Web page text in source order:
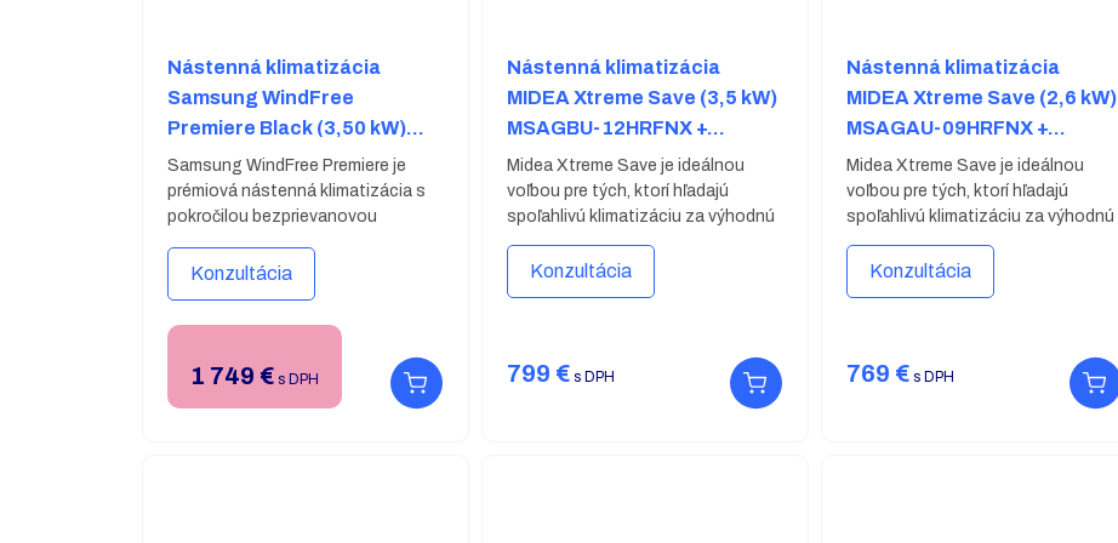
Nástenná klimatizácia
Samsung WindFree
Premiere Black (3,50 kW)
AR70H12C1ABNEU +
AR70H12C1AWXEU
Samsung WindFree Premiere je
prémiová nástenná klimatizácia s
pokročilou bezprievanovou
zabudovaným riadením umelou
inteligenciou, 3-cestnými lamelami
vnútornej jednotky.
Konzultácia
1 749 € s DPH
Nástenná klimatizácia
MIDEA Xtreme Save (3,5 kW)
MSAGBU-12HRFNX +
MOX102-12HFN8
Midea Xtreme Save je ideálnou
voľbou pre tých, ktorí hľadajú
spoľahlivú klimatizáciu za výhodnú
cenu. Vo svojej kategórii ponúka
vynikajúci pomer cena-výkon vďaka
jednoduchému dizajnu, tichej
Konzultácia
799 € s DPH
Nástenná klimatizácia
MIDEA Xtreme Save (2,6 kW)
MSAGAU-09HRFNX +
MOX102-09HFN8
Midea Xtreme Save je ideálnou
voľbou pre tých, ktorí hľadajú
spoľahlivú klimatizáciu za výhodnú
cenu. Vo svojej kategórii ponúka
vynikajúci pomer cena-výkon vďaka
jednoduchému dizajnu, tichej
Konzultácia
769 € s DPH